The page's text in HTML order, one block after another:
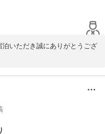
。
いただき誠にありがとうござ
とお過ごしいただき、「まる
たこと、嬉しい限りです。
褒めのお言葉をありがとうご
立ち寄りくださいませ。